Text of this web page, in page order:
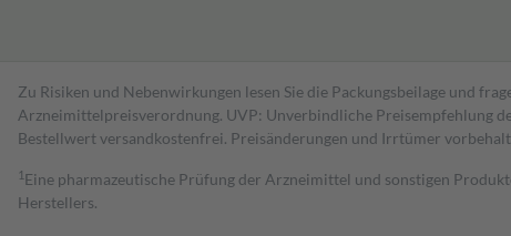
Zu Risiken und Nebenwirkungen lesen Sie die Packungsbeilage und
Arzneimittelpreisverordnung. UVP: Unverbindliche Preisempfehlung
Bestell­wert versand­kosten­frei. Preisänderungen und Irrtümer
1 Eine pharmazeutische Prüfung der Arzneimittel und sonstigen
Herstellers.